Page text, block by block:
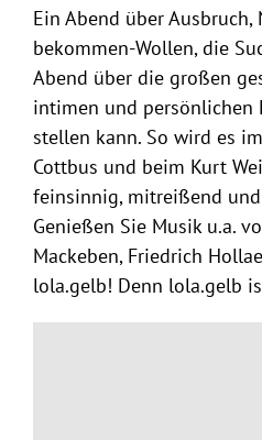
Ein Abend über
bekommen-Wollen, die
Abend über die großen
intimen und persönlichen
stellen kann. So wird es
Cottbus und beim Kurt
feinsinnig, mitreißend
Genießen Sie Musik u.a.
Mackeben, Friedrich
lola.gelb! Denn lola.gelb